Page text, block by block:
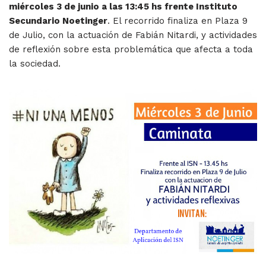
miércoles 3 de junio a las 13:45 hs frente Instituto
Secundario Noetinger. El recorrido finaliza en Plaza 9
de Julio, con la actuación de Fabián Nitardi, y actividades
de reflexión sobre esta problemática que afecta a toda
la sociedad.